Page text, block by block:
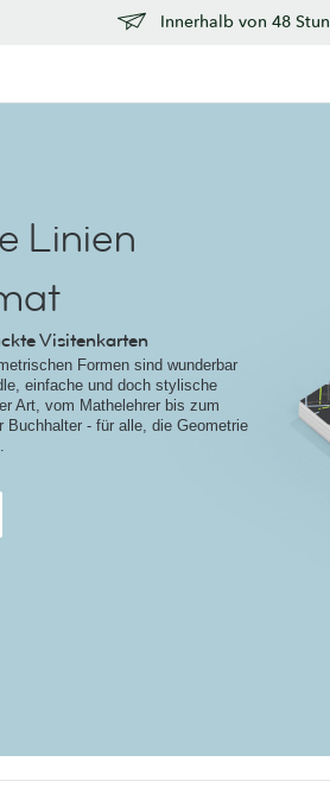
Innerhalb von 48
Linien
Visitenkarten
Formen sind wunderbar
einfache und doch stylische
Art, vom Mathelehrer bis zum
Buchhalter - für alle, die Geometrie